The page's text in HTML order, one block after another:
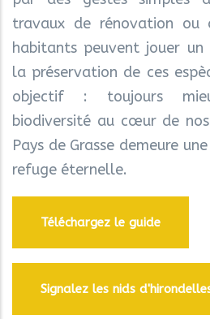
travaux de rénovation ou
habitants peuvent jouer
la préservation de ces
objectif : toujours
biodiversité au cœur de
Pays de Grasse demeure
refuge éternelle.
Téléchargez le guide
Signalez les nids